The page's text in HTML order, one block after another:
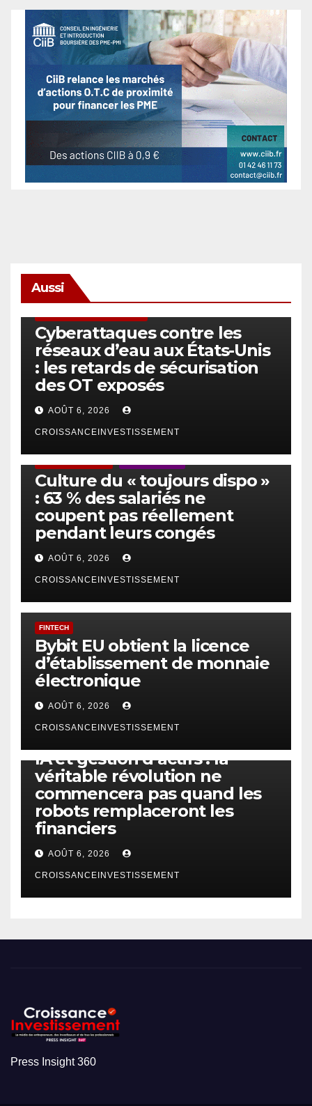
Aussi
Cyberattaques contre les
réseaux d’eau aux États-Unis
: les retards de sécurisation
des OT exposés
AOÛT 6, 2026
CROISSANCEINVESTISSEMENT
Culture du « toujours dispo »
: 63 % des salariés ne
coupent pas réellement
pendant leurs congés
AOÛT 6, 2026
CROISSANCEINVESTISSEMENT
FINTECH
Bybit EU obtient la licence
d’établissement de monnaie
électronique
AOÛT 6, 2026
CROISSANCEINVESTISSEMENT
IA et gestion d’actifs : la
véritable révolution ne
commencera pas quand les
robots remplaceront les
financiers
AOÛT 6, 2026
CROISSANCEINVESTISSEMENT
Press Insight 360